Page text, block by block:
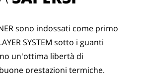
sono indossati come primo
un'ottima libertà di
prestazioni termiche.